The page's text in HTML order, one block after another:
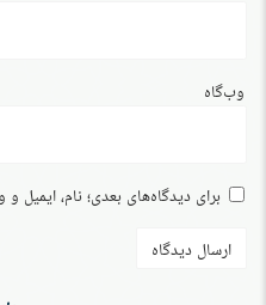
وب‌گاه
برای دیدگاه‌های بعدی؛ نام، ایمیل